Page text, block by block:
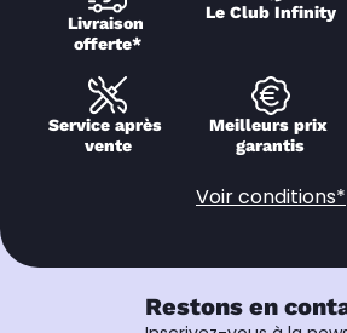
Livraison
offerte*
Le Club Infinity
Service après
vente
Meilleurs prix
garantis
Voir conditions*
Restons en